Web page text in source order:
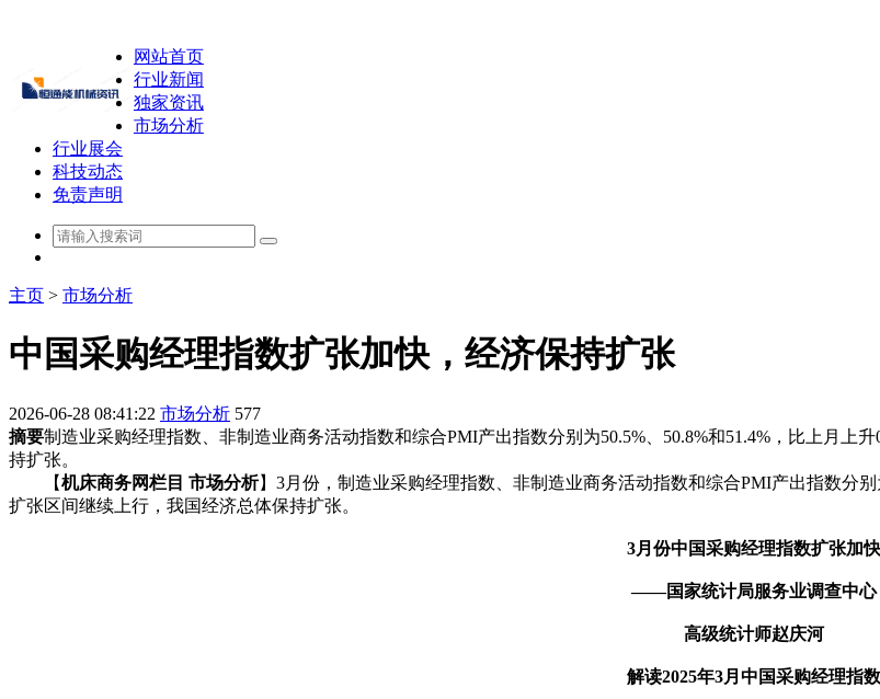
网站首页
行业新闻
独家资讯
市场分析
行业展会
科技动态
免责声明
主页 > 市场分析
中国采购经理指数扩张加快，经济保持扩张
2026-06-28 08:41:22 市场分析 577
摘要制造业采购经理指数、非制造业商务活动指数和综合PMI产出指数分别为50.5%、50.8%和51.4%，比上月上
持扩张。
【机床商务网栏目 市场分析】3月份，制造业采购经理指数、非制造业商务活动指数和综合PMI产出指数分
扩张区间继续上行，我国经济总体保持扩张。
3月份中国采购经理指数扩张加快
——国家统计局服务业调查中心
高级统计师赵庆河
解读2025年3月中国采购经理指数